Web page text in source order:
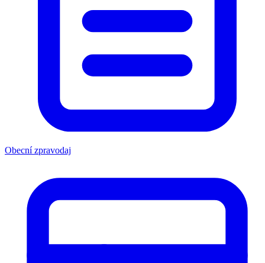
Obecní zpravodaj